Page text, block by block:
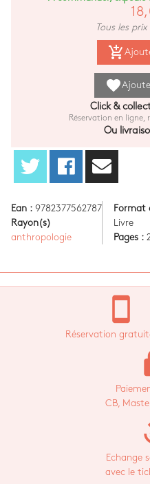
Tous les
add_shopping_cart
favorite
Click &
Réservation en
Ou
Ean : 9782377562787
Rayon(s)
anthropologie
Format
Livre
Pages :
stay_current_portrait
Réservation
CB,
Echange
avec le